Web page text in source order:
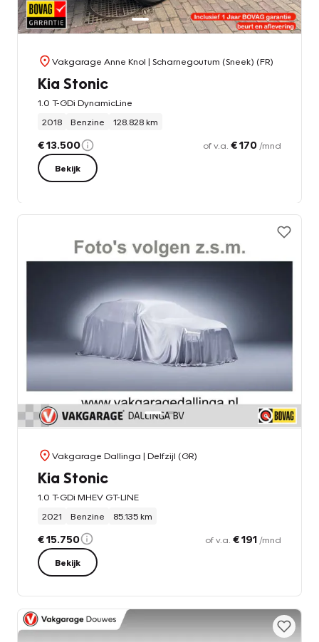
Vakgarage Anne Knol | Scharnegoutum (Sneek) (FR)
Kia Stonic
1.0 T-GDi DynamicLine
2018
Benzine 128.828 km
€ 13.500 of v.a. € 170 /mnd
Bekijk
Vakgarage Dallinga | Delfzijl (GR)
Kia Stonic
1.0 T-GDi MHEV GT-LINE
2021
Benzine 85.135 km
€ 15.750 of v.a. € 191 /mnd
Bekijk